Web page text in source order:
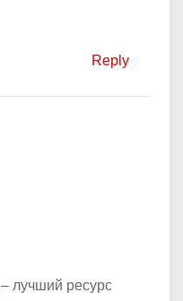
Reply
– лучший ресурс